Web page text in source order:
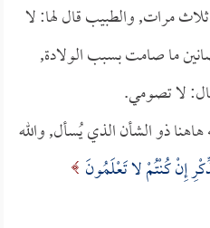
مرات, والطبيب قال لها: لا
ما صامت بسبب الولادة,
لا تصومي.
ذو الشأن الذي يُسأل, والله
إِنْ كُنْتُمْ لا تَعْلَمُونَ